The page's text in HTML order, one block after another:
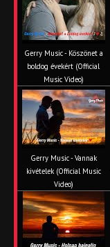
Gerry Music - Köszönet a
boldog évekért (Official
Music Video)
Gerry Music - Vannak
kivételek (Official Music
Video)